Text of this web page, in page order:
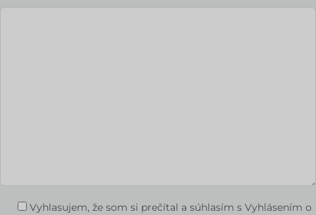
Vyhlasujem, že som si prečítal a súhlasím s Vyhlásením o